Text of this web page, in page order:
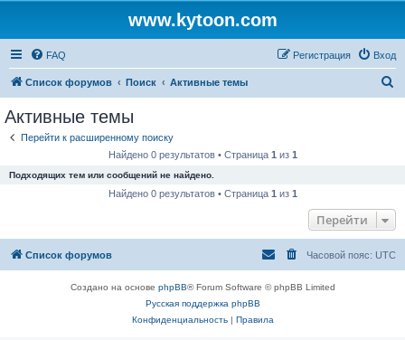
www.kytoon.com
FAQ Вход
Регистрация
Список форумов Поиск Активные темы
Активные темы
Перейти к расширенному поиску
Найдено 0 результатов • Страница 1 из 1
Подходящих тем или сообщений не найдено.
Найдено 0 результатов • Страница 1 из 1
Перейти
Список форумов Часовой пояс: UTC
Создано на основе phpBB® Forum Software © phpBB Limited
Русская поддержка phpBB
Конфиденциальность| Правила